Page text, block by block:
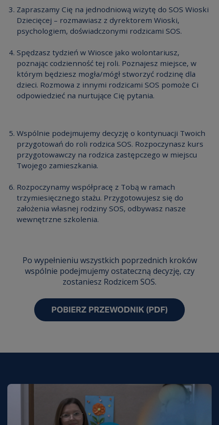
Zapraszamy Cię na jednodniową wizytę do SOS Wioski
Dziecięcej – rozmawiasz z dyrektorem Wioski,
psychologiem, doświadczonymi rodzicami SOS.
Spędzasz tydzień w Wiosce jako wolontariusz,
poznając codzienność tej roli. Poznajesz miejsce, w
którym będziesz mogła/mógł stworzyć rodzinę dla
dzieci. Rozmowa z innymi rodzicami SOS pomoże Ci
odpowiedzieć na nurtujące Cię pytania.
Wspólnie podejmujemy decyzję o kontynuacji Twoich
przygotowań do roli rodzica SOS. Rozpoczynasz kurs
przygotowawczy na rodzica zastępczego w miejscu
Twojego zamieszkania.
Rozpoczynamy współpracę z Tobą w ramach
trzymiesięcznego stażu. Przygotowujesz się do
założenia własnej rodziny SOS, odbywasz nasze
wewnętrzne szkolenia.
Po wypełnieniu wszystkich poprzednich kroków
wspólnie podejmujemy ostateczną decyzję, czy
zostaniesz Rodzicem SOS.
POBIERZ PRZEWODNIK (PDF)